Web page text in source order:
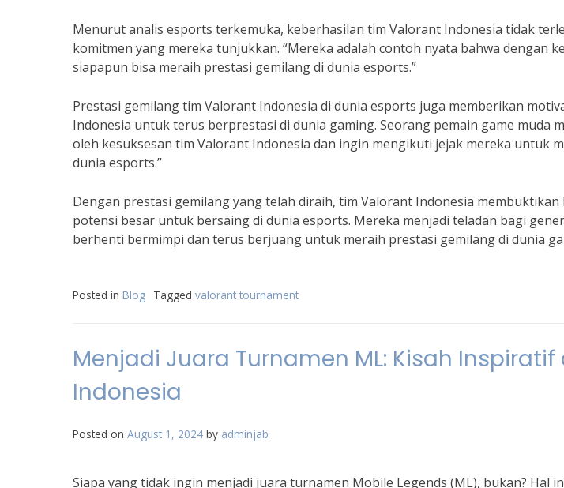
Menurut analis esports terkemuka, keberhasilan tim Valorant Indonesia tidak
komitmen yang mereka tunjukkan. “Mereka adalah contoh nyata bahwa dengan
siapapun bisa meraih prestasi gemilang di dunia esports.”
Prestasi gemilang tim Valorant Indonesia di dunia esports juga memberikan
Indonesia untuk terus berprestasi di dunia gaming. Seorang pemain game muda
oleh kesuksesan tim Valorant Indonesia dan ingin mengikuti jejak mereka untuk
dunia esports.”
Dengan prestasi gemilang yang telah diraih, tim Valorant Indonesia membuktikan
potensi besar untuk bersaing di dunia esports. Mereka menjadi teladan bagi
berhenti bermimpi dan terus berjuang untuk meraih prestasi gemilang di dunia
Posted in Blog Tagged valorant tournament
Menjadi Juara Turnamen ML: Kisah
Indonesia
Posted on August 1, 2024 by adminjab
Siapa yang tidak ingin menjadi juara turnamen Mobile Legends (ML), bukan? Hal